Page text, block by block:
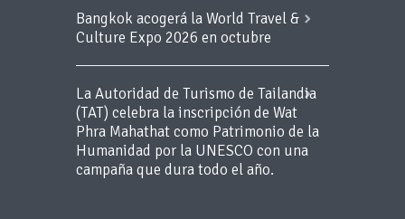
Bangkok acogerá la World Travel &
Culture Expo 2026 en octubre
La Autoridad de Turismo de Tailandia
(TAT) celebra la inscripción de Wat
Phra Mahathat como Patrimonio de la
Humanidad por la UNESCO con una
campaña que dura todo el año.